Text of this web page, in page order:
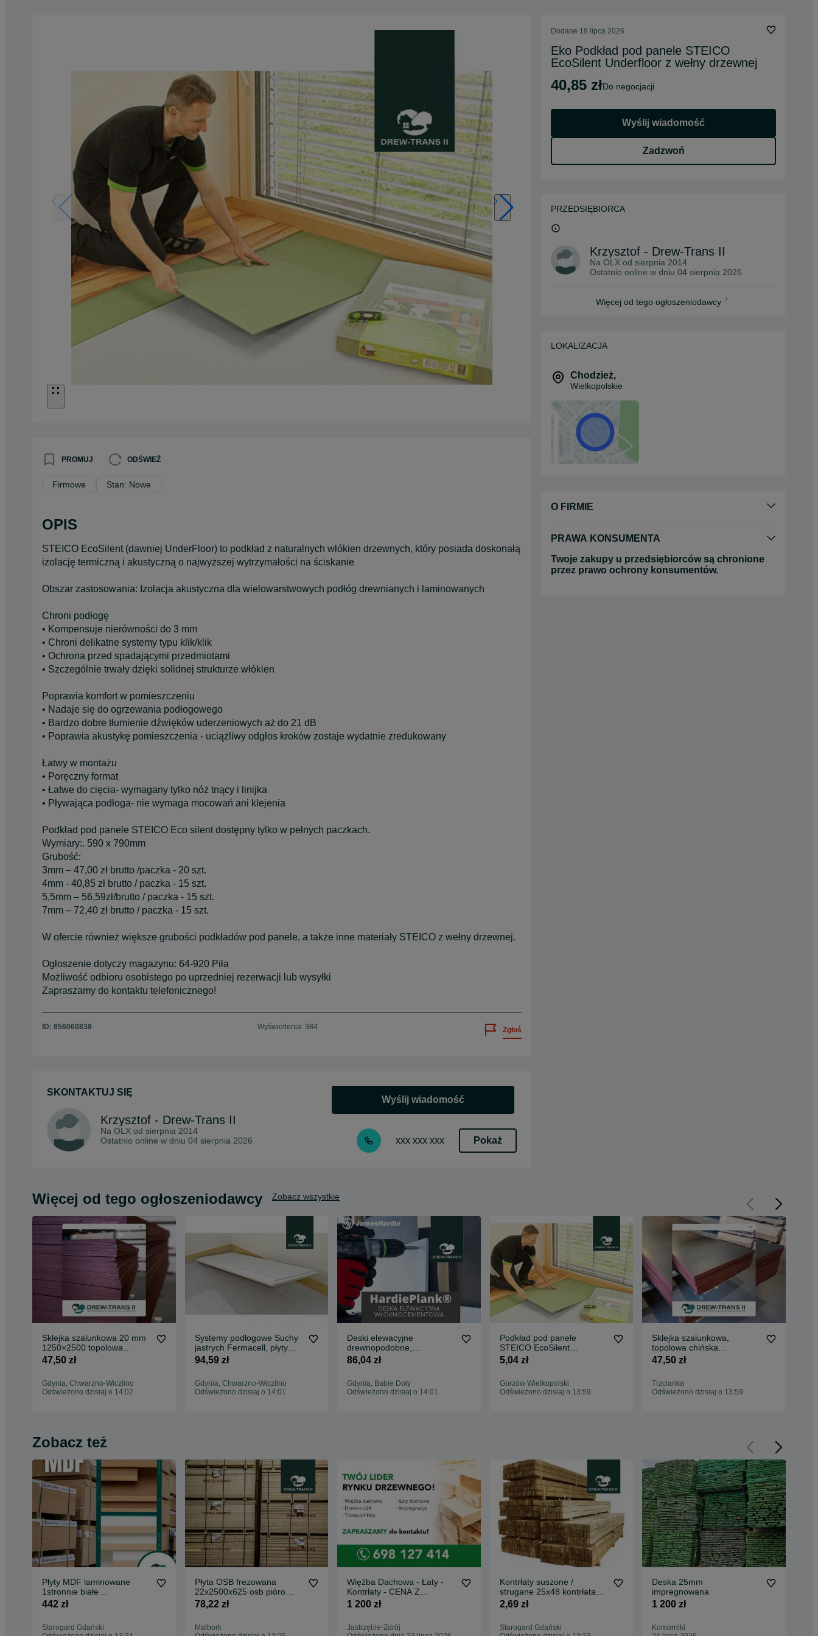
PROMUJ ODŚWIEŻ
Firmowe Stan: Nowe
OPIS
STEICO EcoSilent (dawniej UnderFloor) to podkład z naturalnych włókien drzewnych, który posiada doskonałą
izolację termiczną i akustyczną o najwyższej wytrzymałości na ściskanie
Obszar zastosowania: Izolacja akustyczna dla wielowarstwowych podłóg drewnianych i laminowanych
Chroni podłogę
• Kompensuje nierówności do 3 mm
• Chroni delikatne systemy typu klik/klik
• Ochrona przed spadającymi przedmiotami
• Szczególnie trwały dzięki solidnej strukturze włókien
Poprawia komfort w pomieszczeniu
• Nadaje się do ogrzewania podłogowego
• Bardzo dobre tłumienie dźwięków uderzeniowych aż do 21 dB
• Poprawia akustykę pomieszczenia - uciążliwy odgłos kroków zostaje wydatnie zredukowany
Łatwy w montażu
• Poręczny format
• Łatwe do cięcia- wymagany tylko nóż tnący i linijka
• Pływająca podłoga- nie wymaga mocowań ani klejenia
Podkład pod panele STEICO Eco silent dostępny tylko w pełnych paczkach.
Wymiary:. 590 x 790mm
Grubość:
3mm – 47,00 zł brutto /paczka - 20 szt.
4mm - 40,85 zł brutto / paczka - 15 szt.
5,5mm – 56,59zł/brutto / paczka - 15 szt.
7mm – 72,40 zł brutto / paczka - 15 szt.
W ofercie również większe grubości podkładów pod panele, a także inne materiały STEICO z wełny drzewnej.
Ogłoszenie dotyczy magazynu: 64-920 Piła
Możliwość odbioru osobistego po uprzedniej rezerwacji lub wysyłki
Zapraszamy do kontaktu telefonicznego!
ID: 856060838 Wyświetlenia: 384 Zgłoś
SKONTAKTUJ SIĘ
Krzysztof - Drew-Trans II
Na OLX od sierpnia 2014
Ostatnio online w dniu 04 sierpnia 2026
Wyślij wiadomość
xxx xxx xxx Pokaż
Dodane 18 lipca 2026
Eko Podkład pod panele STEICO
EcoSilent Underfloor z wełny drzewnej
40,85 zł do negocjacji
Wyślij wiadomość
Zadzwoń
PRZEDSIĘBIORCA
Krzysztof - Drew-Trans II
Na OLX od sierpnia 2014
Ostatnio online w dniu 04 sierpnia 2026
Więcej od tego ogłoszeniodawcy
LOKALIZACJA
Chodzież,
Wielkopolskie
O FIRMIE
PRAWA KONSUMENTA
Twoje zakupy u przedsiębiorców są chronione
przez prawo ochrony konsumentów.
Więcej od tego ogłoszeniodawcy Zobacz wszystkie
Sklejka szalunkowa 20 mm
1250×2500 topolowa
chińska. Płyta szalunkowa
47,50 zł
Gdynia, Chwarzno-Wiczlino
Odświeżono dzisiaj o 14:02
Systemy podłogowe Suchy
jastrych Fermacell, płyty
frezowane ogrzewanie
94,59 zł
Gdynia, Chwarzno-Wiczlino
Odświeżono dzisiaj o 14:01
Deski elewacyjne
drewnopodobne,
cementowe - k. espresso
Hardie Plank
86,04 zł
Gdynia, Babie Doły
Odświeżono dzisiaj o 14:01
Podkład pod panele
STEICO EcoSilent
Underfloor z wełny drzewnej
5,04 zł
Gorzów Wielkopolski
Odświeżono dzisiaj o 13:59
Sklejka szalunkowa,
topolowa chińska
20x1250x2500 płyty
budowlane
47,50 zł
Trzcianka
Odświeżono dzisiaj o 13:59
Zobacz też
Płyty MDF laminowane
1stronnie białe
wilgocioodporne 18 mm
442 zł
Starogard Gdański
Płyta OSB frezowana
22x2500x625 osb pióro
wpust STAŁY DOSTAWCA
78,22 zł
Malbork
Więźba Dachowa - Łaty -
Kontrłaty - CENA Z
TRANSPORTEM HDS
1 200 zł
Jastrzębie-Zdrój
Kontrłaty suszone /
strugane 25x48 kontrłata
Tarcica
2,69 zł
Starogard Gdański
Deska 25mm
impregnowana
1 200 zł
Komorniki